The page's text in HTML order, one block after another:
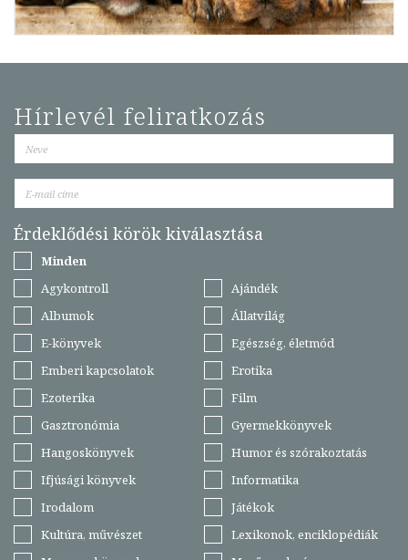
Hírlevél feliratkozás
Érdeklődési körök kiválasztása
Minden
Agykontroll
Ajándék
Albumok
Állatvilág
E-könyvek
Egészség, életmód
Emberi kapcsolatok
Erotika
Ezoterika
Film
Gasztronómia
Gyermekkönyvek
Hangoskönyvek
Humor és szórakoztatás
Ifjúsági könyvek
Informatika
Irodalom
Játékok
Kultúra, művészet
Lexikonok, enciklopédiák